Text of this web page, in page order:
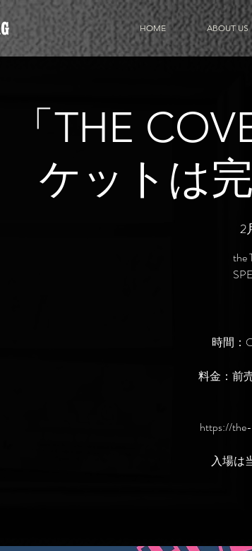
HOME ABOUT US
「THE
ケットは
2
the
時間：
料金：前
https://
入場は